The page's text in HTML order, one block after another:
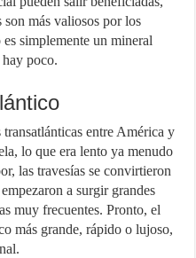
más valiosos por los
simplemente un mineral
poco.
entre América y
lo que era lento ya menudo
las travesías se convirtieron
a surgir grandes
muy frecuentes. Pronto, el
más grande, rápido o lujoso,